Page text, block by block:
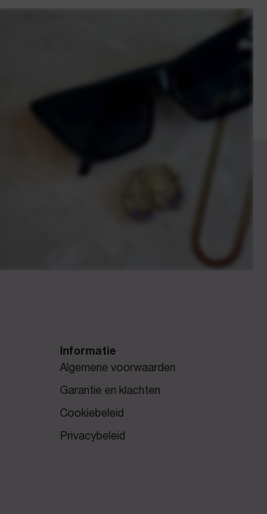
Informatie
Algemene voorwaarden
Garantie en klachten
Cookiebeleid
Privacybeleid